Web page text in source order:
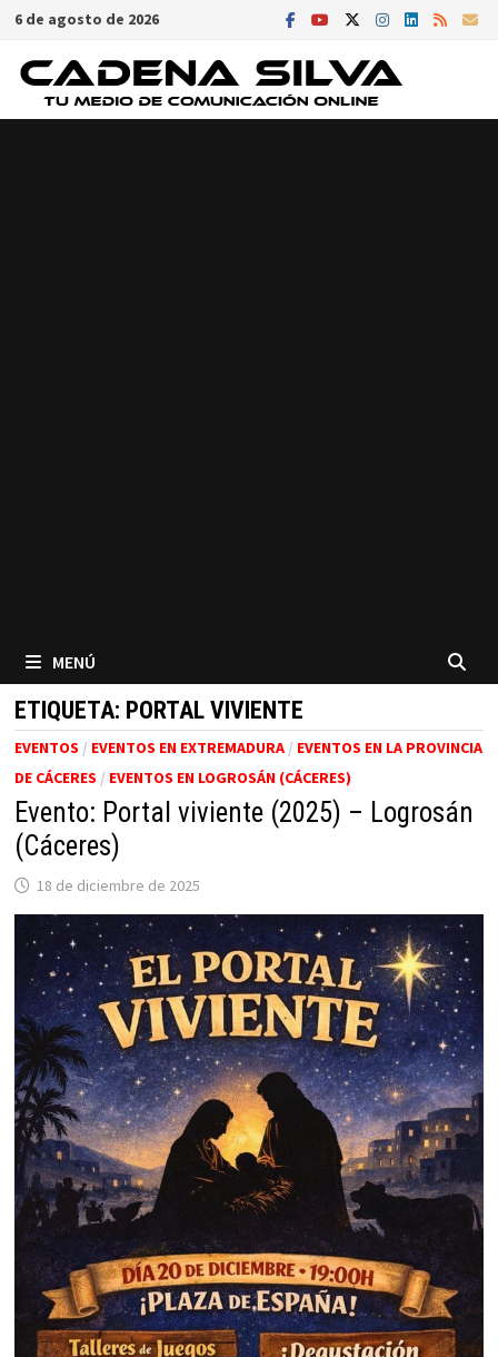
Saltar
contenido
6 de agosto de 2026
MENÚ
ETIQUETA: PORTAL VIVIENTE
EVENTOS / EVENTOS EN EXTREMADURA/ EVENTOS EN LA PROVINCIA
DE CÁCERES / EVENTOS EN LOGROSÁN (CÁCERES)
Evento: Portal viviente (2025) – Logrosán
(Cáceres)
18 de diciembre de 2025